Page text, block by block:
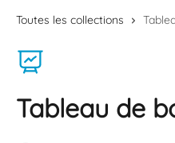
Toutes les collections
Tableau de